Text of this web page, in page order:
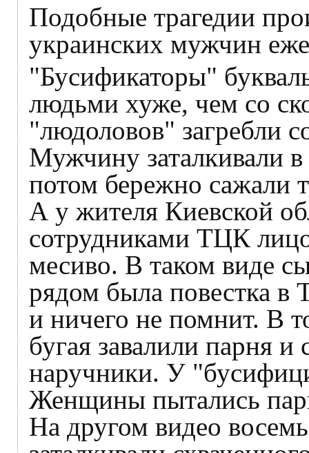
Подобные трагедии
украинских мужчин
"Бусификаторы"
людьми хуже, чем со
"людоловов" загребли
Мужчину заталкивали
потом бережно сажали
А у жителя Киевской
сотрудниками ТЦК
месиво. В таком виде
рядом была повестка
и ничего не помнит. В
бугая завалили парня
наручники. У
Женщины пытались
На другом видео